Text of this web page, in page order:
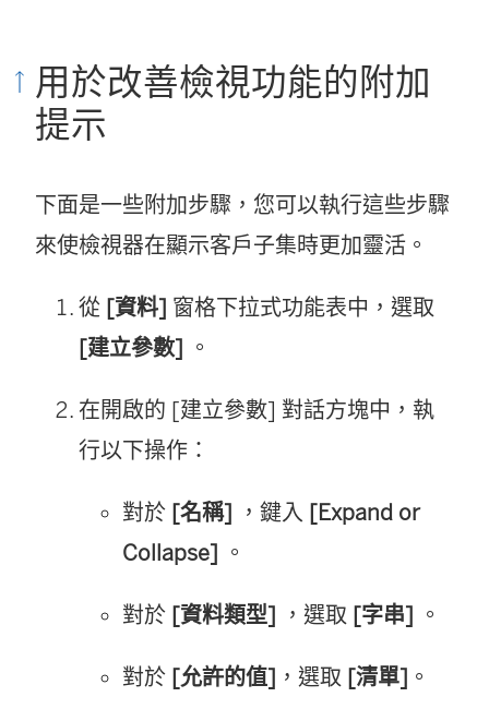
用於改善檢視功能的附加
提示
下面是一些附加步驟，您可以執行這些步驟
來使檢視器在顯示客戶子集時更加靈活。
從 [資料] 窗格下拉式功能表中，選取
[建立參數] 。
在開啟的 [建立參數] 對話方塊中，執
行以下操作：
對於 [名稱] ，鍵入 [Expand or
Collapse] 。
對於 [資料類型] ，選取 [字串] 。
對於 [允許的值] ，選取 [清單] 。